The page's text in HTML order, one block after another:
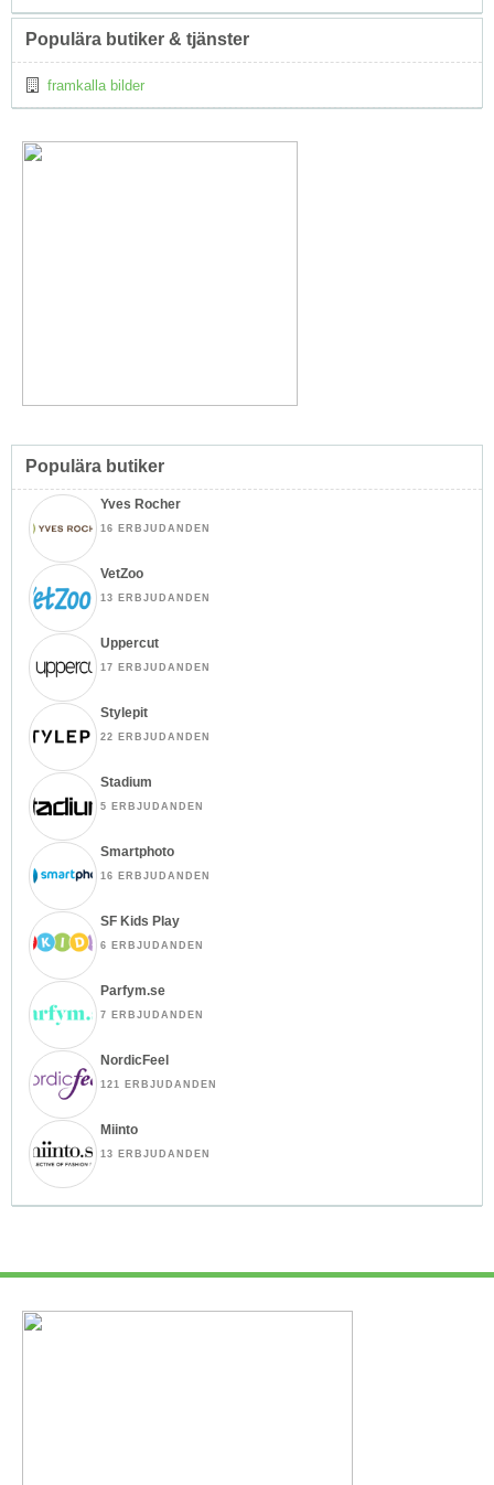
Populära butiker & tjänster
framkalla bilder
Populära butiker
Yves Rocher
16 ERBJUDANDEN
VetZoo
13 ERBJUDANDEN
Uppercut
17 ERBJUDANDEN
Stylepit
22 ERBJUDANDEN
Stadium
5 ERBJUDANDEN
Smartphoto
16 ERBJUDANDEN
SF Kids Play
6 ERBJUDANDEN
Parfym.se
7 ERBJUDANDEN
NordicFeel
121 ERBJUDANDEN
Miinto
13 ERBJUDANDEN